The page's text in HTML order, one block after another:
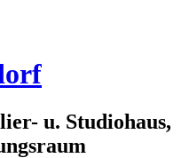
u. Studiohaus,